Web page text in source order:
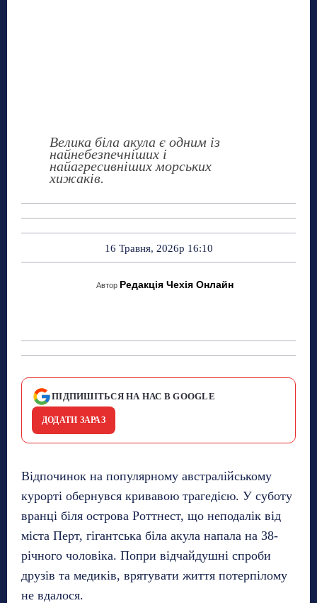
Велика біла акула є одним із
найнебезпечніших і
найагресивніших морських
хижаків.
16 Травня, 2026р 16:10
Автор Редакція Чехія Онлайн
ПІДПИШІТЬСЯ НА НАС В GOOGLE
ДОДАТИ ЗАРАЗ
Відпочинок на популярному австралійському
курорті обернувся кривавою трагедією. У суботу
вранці біля острова Роттнест, що неподалік від
міста Перт, гігантська біла акула напала на 38-
річного чоловіка. Попри відчайдушні спроби
друзів та медиків, врятувати життя потерпілому
не вдалося.